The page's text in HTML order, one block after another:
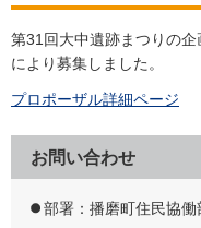
第31回大中遺跡まつりの
により募集しました。
プロポーザル詳細ページ
お問い合わせ
部署：播磨町住民協働